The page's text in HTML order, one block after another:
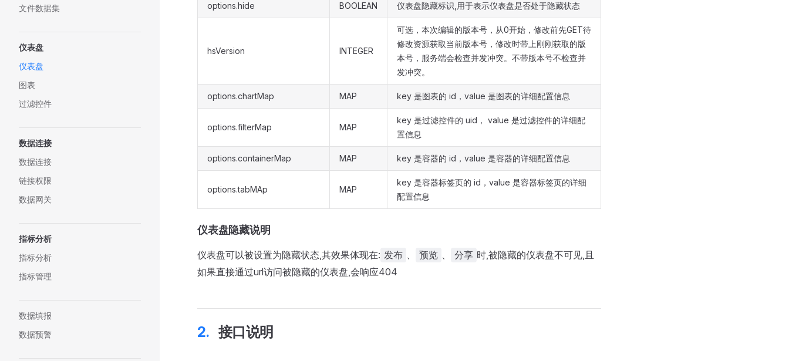
文件数据集
仪表盘
仪表盘
图表
过滤控件
数据连接
数据连接
链接权限
数据网关
指标分析
指标分析
指标管理
数据填报
数据预警
options.hide BOOLEAN 仪表盘隐藏标识,用于表示仪表盘是否处于隐藏状态
hsVersion INTEGER
可选，本次编辑的版本号，从0开始，修改前先GET待
修改资源获取当前版本号，修改时带上刚刚获取的版
本号，服务端会检查并发冲突。不带版本号不检查并
发冲突。
options.chartMap MAP key 是图表的 id，value 是图表的详细配置信息
options.filterMap MAP
key 是过滤控件的 uid， value 是过滤控件的详细配
置信息
options.containerMap MAP key 是容器的 id，value 是容器的详细配置信息
options.tabMAp MAP
key 是容器标签页的 id，value 是容器标签页的详细
配置信息
仪表盘隐藏说明
仪表盘可以被设置为隐藏状态,其效果体现在: 发布 、 预览 、 分享 时,被隐藏的仪表盘不可见,且
如果直接通过url访问被隐藏的仪表盘,会响应404
接口说明